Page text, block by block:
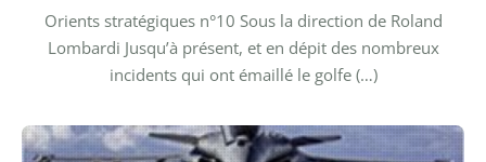
Orients stratégiques n°10 Sous la direction de Roland
Lombardi Jusqu’à présent, et en dépit des nombreux
incidents qui ont émaillé le golfe (…)